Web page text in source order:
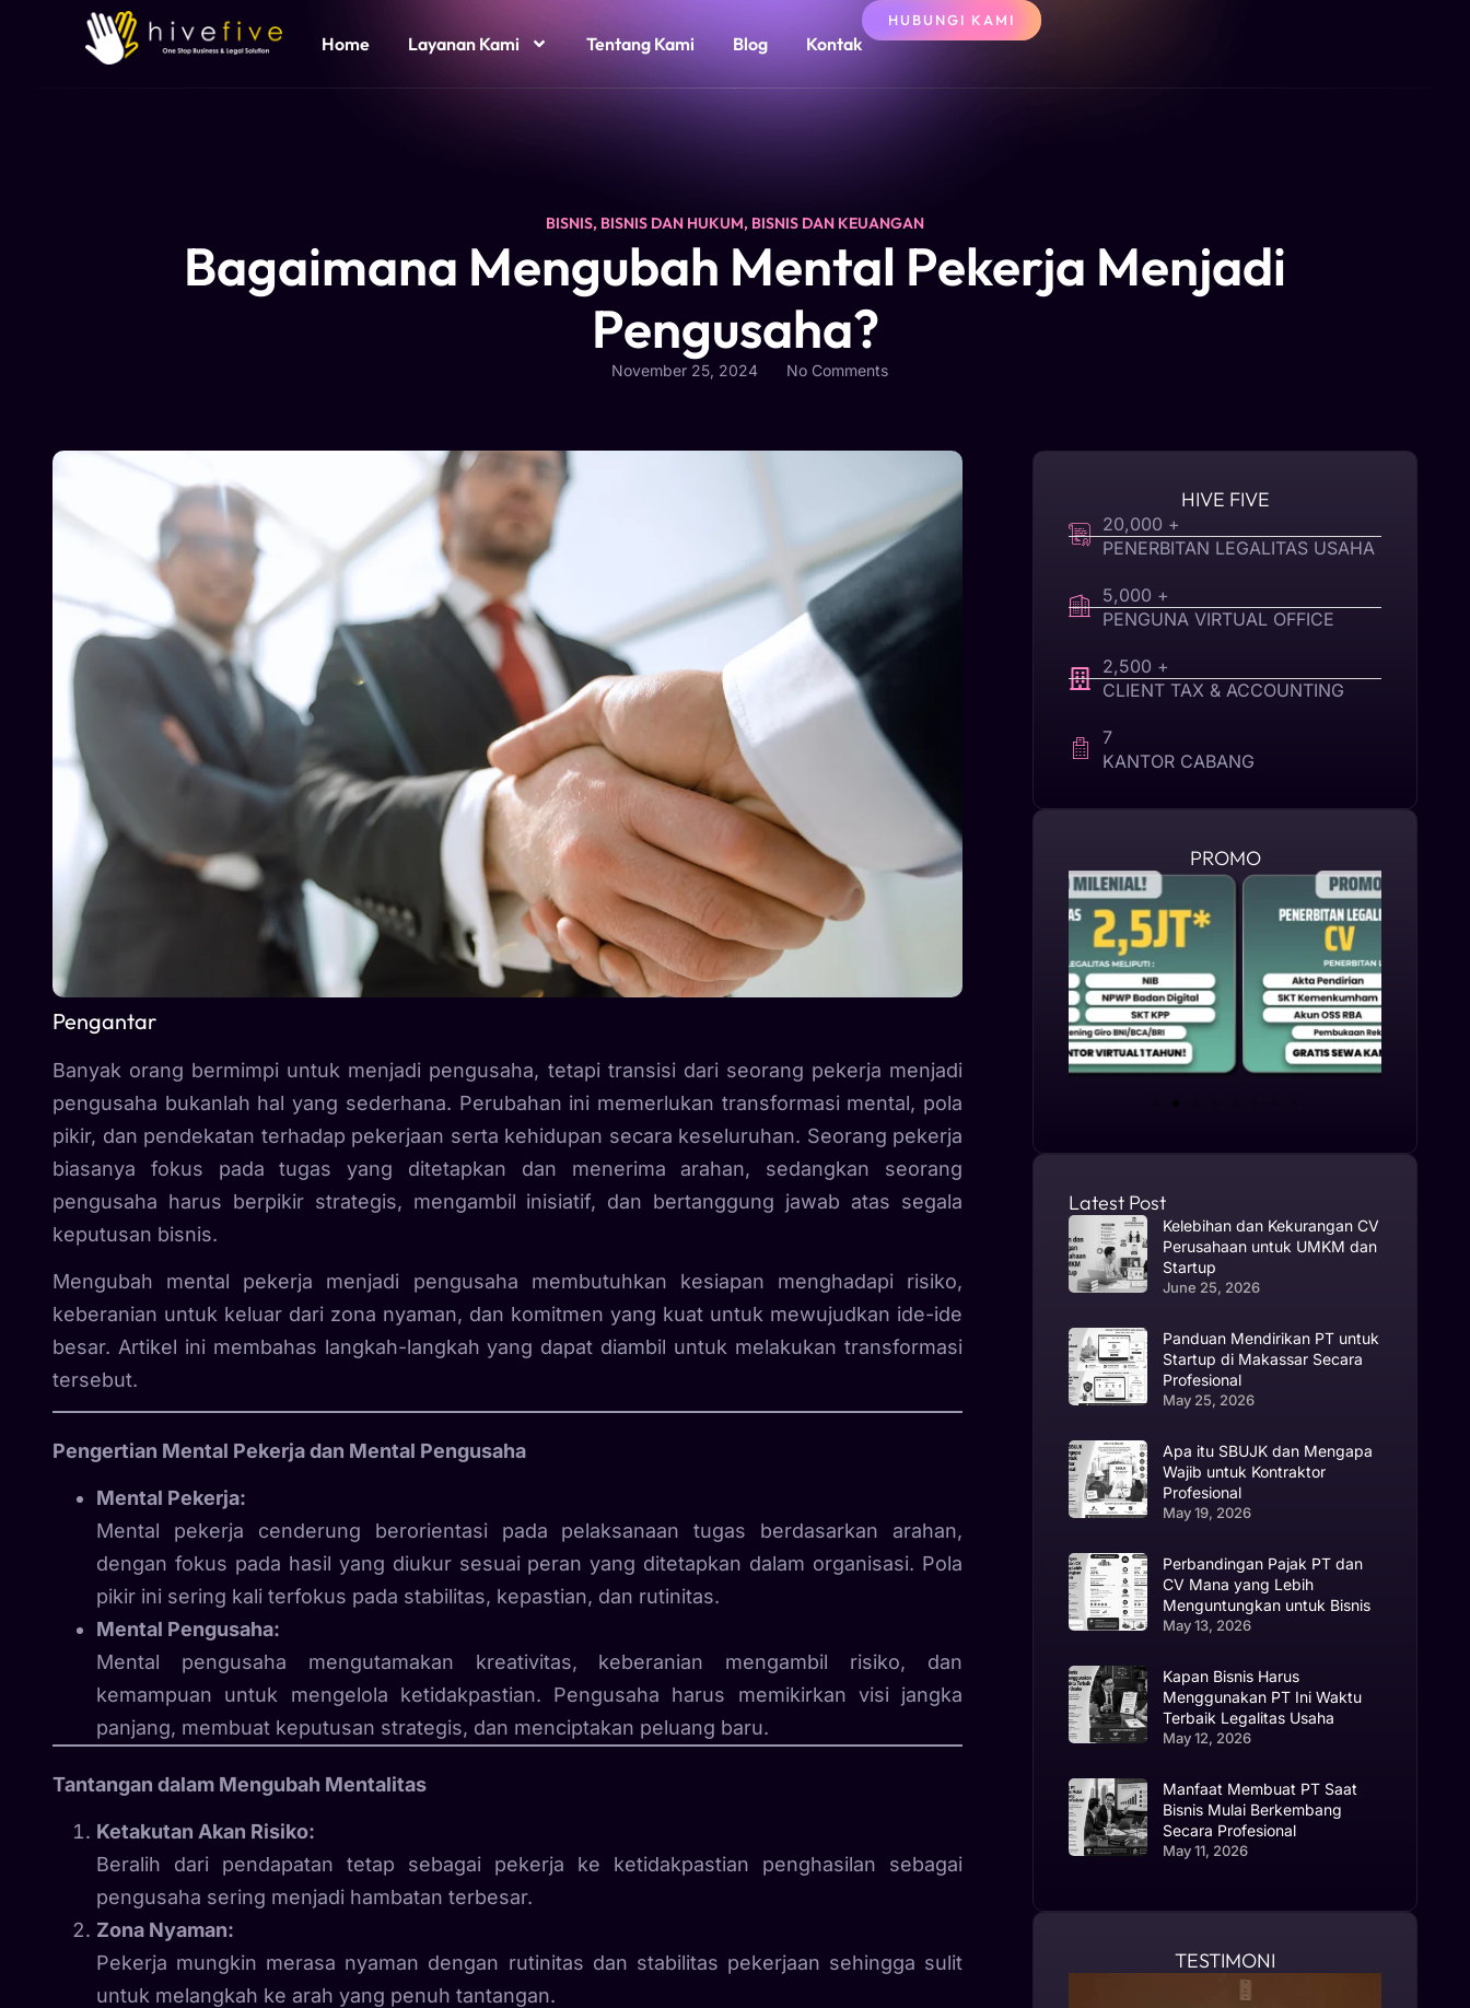
Home Layanan Kami Tentang Kami Blog Kontak
HUBUNGI KAMI
BISNIS, BISNIS DAN HUKUM, BISNIS DAN KEUANGAN
Bagaimana Mengubah Mental Pekerja Menjadi
Pengusaha?
November 25, 2024 No Comments
Pengantar
Banyak orang bermimpi untuk menjadi pengusaha, tetapi transisi dari seorang pekerja menjadi
pengusaha bukanlah hal yang sederhana. Perubahan ini memerlukan transformasi mental, pola
pikir, dan pendekatan terhadap pekerjaan serta kehidupan secara keseluruhan. Seorang pekerja
biasanya fokus pada tugas yang ditetapkan dan menerima arahan, sedangkan seorang
pengusaha harus berpikir strategis, mengambil inisiatif, dan bertanggung jawab atas segala
keputusan bisnis.
Mengubah mental pekerja menjadi pengusaha membutuhkan kesiapan menghadapi risiko,
keberanian untuk keluar dari zona nyaman, dan komitmen yang kuat untuk mewujudkan ide-ide
besar. Artikel ini membahas langkah-langkah yang dapat diambil untuk melakukan transformasi
tersebut.
Pengertian Mental Pekerja dan Mental Pengusaha
Mental Pekerja:
Mental pekerja cenderung berorientasi pada pelaksanaan tugas berdasarkan arahan,
dengan fokus pada hasil yang diukur sesuai peran yang ditetapkan dalam organisasi. Pola
pikir ini sering kali terfokus pada stabilitas, kepastian, dan rutinitas.
Mental Pengusaha:
Mental pengusaha mengutamakan kreativitas, keberanian mengambil risiko, dan
kemampuan untuk mengelola ketidakpastian. Pengusaha harus memikirkan visi jangka
panjang, membuat keputusan strategis, dan menciptakan peluang baru.
Tantangan dalam Mengubah Mentalitas
Ketakutan Akan Risiko:
Beralih dari pendapatan tetap sebagai pekerja ke ketidakpastian penghasilan sebagai
pengusaha sering menjadi hambatan terbesar.
Zona Nyaman:
Pekerja mungkin merasa nyaman dengan rutinitas dan stabilitas pekerjaan sehingga sulit
untuk melangkah ke arah yang penuh tantangan.
HIVE FIVE
20,000 +
PENERBITAN LEGALITAS USAHA
5,000 +
PENGUNA VIRTUAL OFFICE
2,500 +
CLIENT TAX & ACCOUNTING
7
KANTOR CABANG
PROMO
Latest Post
Kelebihan dan Kekurangan CV
Perusahaan untuk UMKM dan
Startup
June 25, 2026
Panduan Mendirikan PT untuk
Startup di Makassar Secara
Profesional
May 25, 2026
Apa itu SBUJK dan Mengapa
Wajib untuk Kontraktor
Profesional
May 19, 2026
Perbandingan Pajak PT dan
CV Mana yang Lebih
Menguntungkan untuk Bisnis
May 13, 2026
Kapan Bisnis Harus
Menggunakan PT Ini Waktu
Terbaik Legalitas Usaha
May 12, 2026
Manfaat Membuat PT Saat
Bisnis Mulai Berkembang
Secara Profesional
May 11, 2026
TESTIMONI